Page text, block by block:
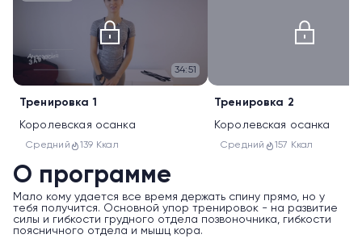
34:51
Тренировка 1
Королевская осанка
Средний 139 Ккал
Тренировка 2
Королевская осанка
Средний 157 Ккал
О программе
Мало кому удается все время держать спину прямо, но у
тебя получится. Основной упор тренировок - на развитие
силы и гибкости грудного отдела позвоночника, гибкости
поясничного отдела и мышц кора.